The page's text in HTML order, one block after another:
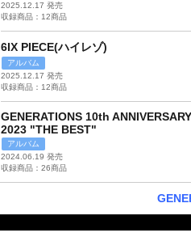
2025.12.17 発売
収録商品：12商品
6IX PIECE(ハイレゾ)
アルバム
2025.12.17 発売
収録商品：12商品
GENERATIONS 10th
2023 "THE BEST"
アルバム
2024.06.19 発売
収録商品：26商品